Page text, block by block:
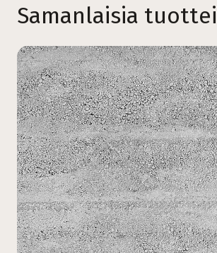
Samanlaisia